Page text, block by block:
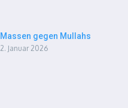
Massen gegen Mullahs
2. Januar 2026